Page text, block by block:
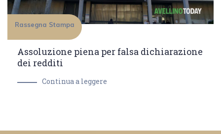
Rassegna Stampa
Assoluzione piena per falsa dichiarazione
dei redditi
Continua a leggere